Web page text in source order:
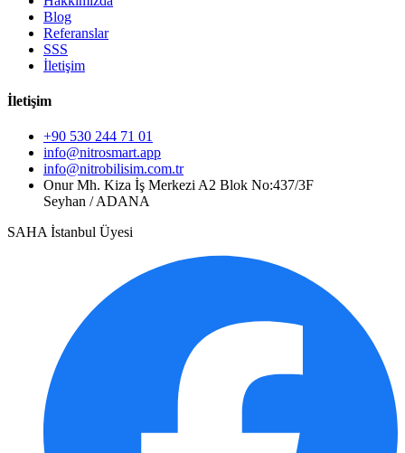
Blog
Referanslar
SSS
İletişim
İletişim
+90 530 244 71 01
info@nitrosmart.app
info@nitrobilisim.com.tr
Onur Mh. Kiza İş Merkezi A2 Blok No:437/3F
Seyhan / ADANA
SAHA İstanbul Üyesi